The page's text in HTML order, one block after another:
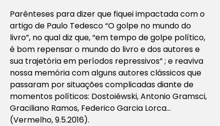
Parênteses para dizer que fiquei impactada com o
artigo de Paulo Tedesco “O golpe no mundo do
livro”, no qual diz que, “em tempo de golpe político,
é bom repensar o mundo do livro e dos autores e
sua trajetória em períodos repressivos” ; e reaviva
nossa memória com alguns autores clássicos que
passaram por situações complicadas diante de
momentos políticos: Dostoiéwski, Antonio Gramsci,
Graciliano Ramos, Federico Garcia Lorca…
(Vermelho, 9.5.2016).